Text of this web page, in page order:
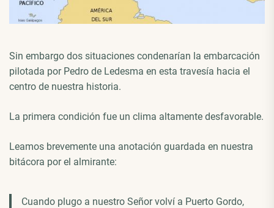
Sin embargo dos situaciones condenarían la embarcación
pilotada por Pedro de Ledesma en esta travesía hacia el
centro de nuestra historia.
La primera condición fue un clima altamente desfavorable.
Leamos brevemente una anotación guardada en nuestra
bitácora por el almirante:
Cuando plugo a nuestro Señor volví a Puerto Gordo,